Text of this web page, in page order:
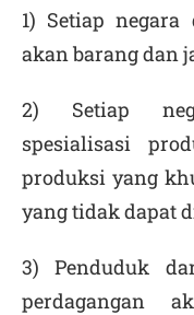
1) Setiap
akan barang dan
2) Setiap
spesialisasi
produksi yang
yang tidak dapat
3) Penduduk
perdagangan